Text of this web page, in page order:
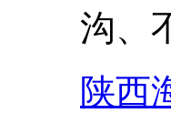
沟、
陕西